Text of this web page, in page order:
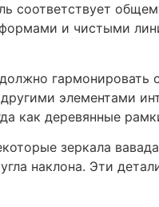
соответствует
и чистыми
элементами
как деревянные
зеркала
наклона. Эти